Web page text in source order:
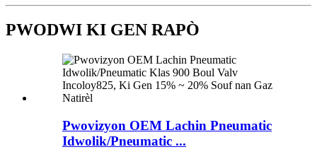
PWODWI KI GEN RAPÒ
Pwovizyon OEM Lachin Pneumatic
Idwolik/Pneumatic ...